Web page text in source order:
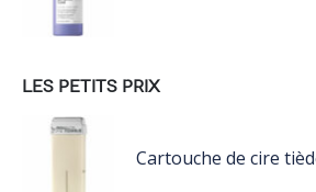
LES PETITS PRIX